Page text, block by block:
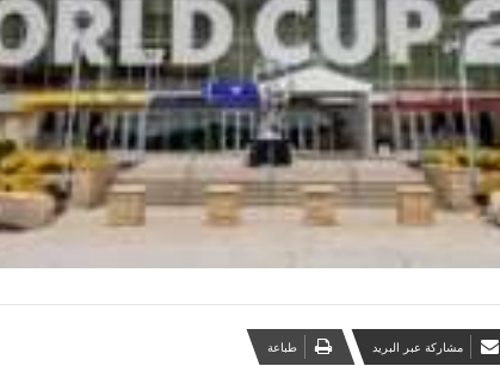
مشاركة عبر البريد طباعة